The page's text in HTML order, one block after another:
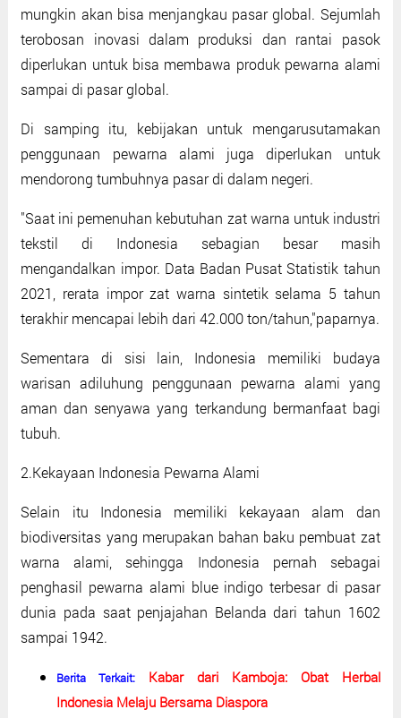
mungkin akan bisa menjangkau pasar global. Sejumlah
terobosan inovasi dalam produksi dan rantai pasok
diperlukan untuk bisa membawa produk pewarna alami
sampai di pasar global.
Di samping itu, kebijakan untuk mengarusutamakan
penggunaan pewarna alami juga diperlukan untuk
mendorong tumbuhnya pasar di dalam negeri.
"Saat ini pemenuhan kebutuhan zat warna untuk industri
tekstil di Indonesia sebagian besar masih
mengandalkan impor. Data Badan Pusat Statistik tahun
2021, rerata impor zat warna sintetik selama 5 tahun
terakhir mencapai lebih dari 42.000 ton/tahun,"paparnya.
Sementara di sisi lain, Indonesia memiliki budaya
warisan adiluhung penggunaan pewarna alami yang
aman dan senyawa yang terkandung bermanfaat bagi
tubuh.
2.Kekayaan Indonesia Pewarna Alami
Selain itu Indonesia memiliki kekayaan alam dan
biodiversitas yang merupakan bahan baku pembuat zat
warna alami, sehingga Indonesia pernah sebagai
penghasil pewarna alami blue indigo terbesar di pasar
dunia pada saat penjajahan Belanda dari tahun 1602
sampai 1942.
Berita Terkait: Kabar dari Kamboja: Obat Herbal
Indonesia Melaju Bersama Diaspora